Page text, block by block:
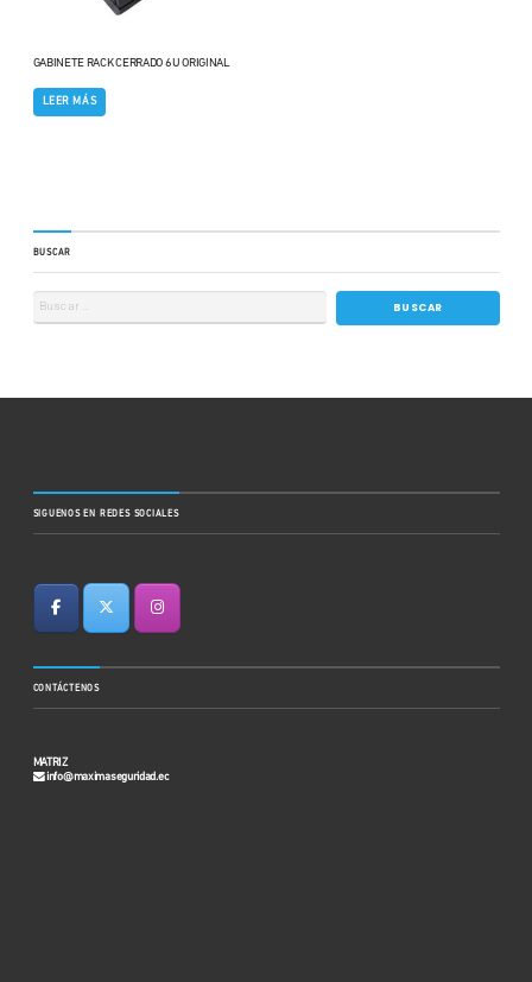
GABINETE RACK CERRADO 6U ORIGINAL
LEER MÁS
BUSCAR
SIGUENOS EN REDES SOCIALES
CONTÁCTENOS
MATRIZ
info@maximaseguridad.ec